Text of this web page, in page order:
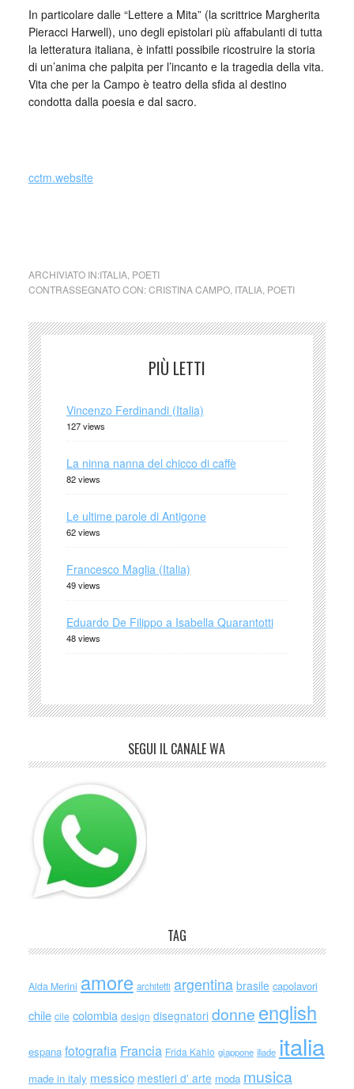
In particolare dalle “Lettere a Mita” (la scrittrice Margherita
Pieracci Harwell), uno degli epistolari più affabulanti di tutta
la letteratura italiana, è infatti possibile ricostruire la storia
di un’anima che palpita per l’incanto e la tragedia della vita.
Vita che per la Campo è teatro della sfida al destino
condotta dalla poesia e dal sacro.
cctm.website
ARCHIVIATO IN:ITALIA, POETI
CONTRASSEGNATO CON:CRISTINA CAMPO, ITALIA, POETI
PIÙ LETTI
Vincenzo Ferdinandi (Italia)
127 views
La ninna nanna del chicco di caffè
82 views
Le ultime parole di Antigone
62 views
Francesco Maglia (Italia)
49 views
Eduardo De Filippo a Isabella Quarantotti
48 views
SEGUI IL CANALE WA
TAG
Alda Merini amore architetti argentina brasile capolavori
chile cile colombia design disegnatori donne english
espana fotografia Francia Frida Kahlo giappone iliade italia
made in italy messico mestieri d' arte moda musica